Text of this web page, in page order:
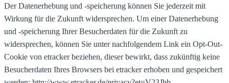
Der Datenerhebung und -speicherung können Sie jederzeit mit
Wirkung für die Zukunft widersprechen. Um einer Datenerhebung
und -speicherung Ihrer Besucherdaten für die Zukunft zu
widersprechen, können Sie unter nachfolgendem Link ein Opt-Out-
Cookie von etracker beziehen, dieser bewirkt, dass zukünftig keine
Besucherdaten Ihres Browsers bei etracker erhoben und gespeichert